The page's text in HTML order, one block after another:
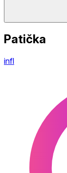
Patička
infl